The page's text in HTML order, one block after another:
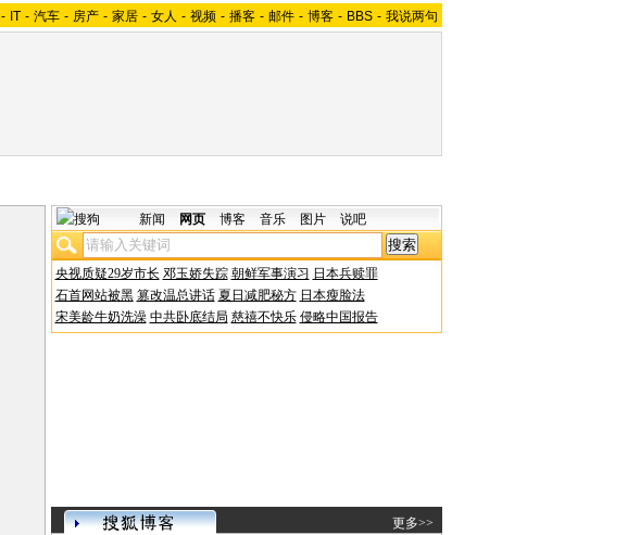
- IT - 汽车 - 房产 - 家居 - 女人 - 视频 - 播客 - 邮件 - 博客 - BBS - 我说两句
新闻 网页 博客 音乐 图片 说吧
央视质疑29岁市长 邓玉娇失踪 朝鲜军事演习 日本兵赎罪
石首网站被黑 篡改温总讲话 夏日减肥秘方 日本瘦脸法
宋美龄牛奶洗澡 中共卧底结局 慈禧不快乐 侵略中国报告
更多>>